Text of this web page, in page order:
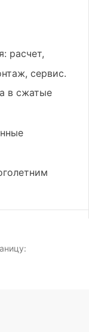
расчет,
сервис.
в сжатые